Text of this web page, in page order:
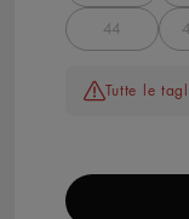
44
Tutte le